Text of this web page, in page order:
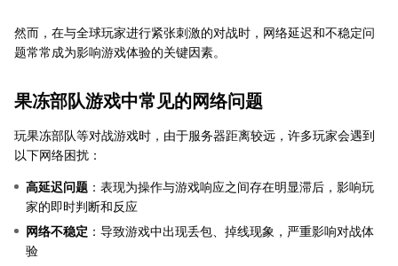
然而，在与全球玩家进行紧张刺激的对战时，网络延迟和不稳定问
题常常成为影响游戏体验的关键因素。
果冻部队游戏中常见的网络问题
玩果冻部队等对战游戏时，由于服务器距离较远，许多玩家会遇到
以下网络困扰：
高延迟问题 ：表现为操作与游戏响应之间存在明显滞后，影响玩
家的即时判断和反应
网络不稳定 ：导致游戏中出现丢包、掉线现象，严重影响对战体
验